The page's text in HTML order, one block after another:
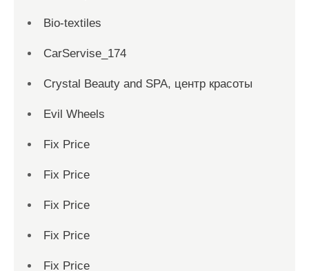
Bio-textiles
CarServise_174
Crystal Beauty and SPA, центр красоты
Evil Wheels
Fix Price
Fix Price
Fix Price
Fix Price
Fix Price